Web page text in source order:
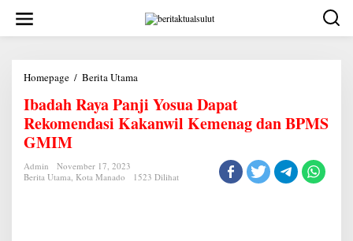
konten
Homepage / Berita Utama
Panji
Yosua
Dapat
dan
BPMS
Ibadah Raya Panji Yosua Dapat
Rekomendasi Kakanwil Kemenag dan BPMS
GMIM
Admin
November 17, 2023
Berita Utama, Kota Manado 1523 Dilihat